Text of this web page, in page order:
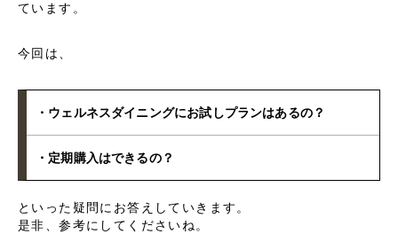
ています。
今回は、
・ウェルネスダイニングにお試しプランはあるの？
・定期購入はできるの？
といった疑問にお答えしていきます。
是非、参考にしてくださいね。